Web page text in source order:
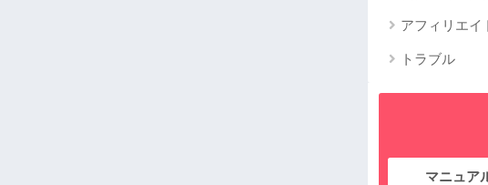
アフィリエイ
トラブル
マニュア